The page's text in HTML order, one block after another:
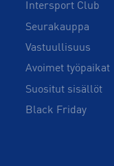
Intersport Club
Seurakauppa
Vastuullisuus
Avoimet työpaikat
Suositut sisällöt
Black Friday